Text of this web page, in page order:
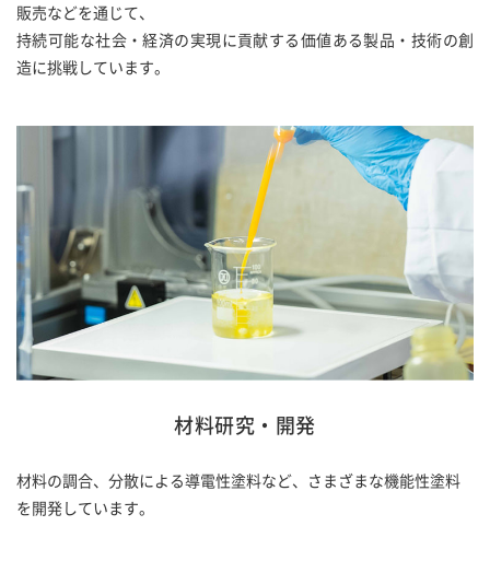
販売などを通じて、
持続可能な社会・経済の実現に貢献する価値ある製品・技術の創
造に挑戦しています。
材料研究・開発
材料の調合、分散による導電性塗料など、さまざまな機能性塗料
を開発しています。